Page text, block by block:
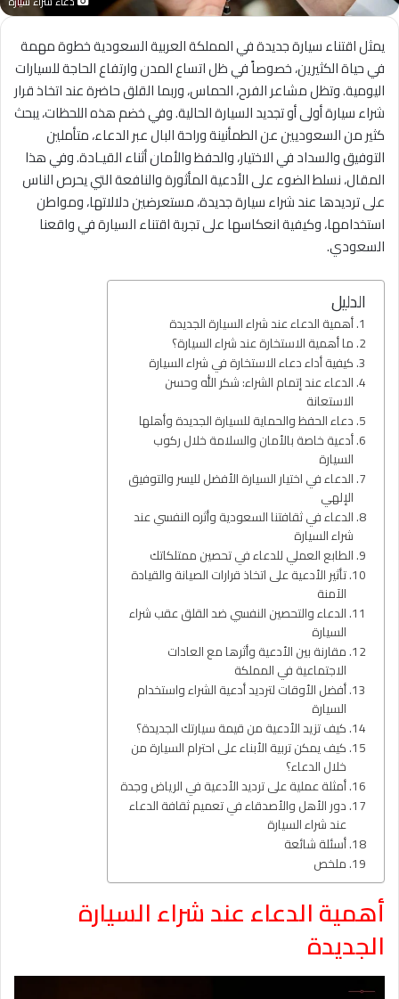
يمثل اقتناء سيارة جديدة في المملكة العربية السعودية خطوة مهمة
في حياة الكثيرين، خصوصاً في ظل اتساع المدن وارتفاع الحاجة للسيارات
اليومية. وتظل مشاعر الفرح، الحماس، وربما القلق حاضرة عند اتخاذ قرار
شراء سيارة أولى أو تجديد السيارة الحالية. وفي خضم هذه اللحظات، يبحث
كثير من السعوديين عن الطمأنينة وراحة البال عبر الدعاء، متأملين
التوفيق والسداد في الاختيار، والحفظ والأمان أثناء القيـادة. وفي هذا
المقال، نسلط الضوء على الأدعية المأثورة والنافعة التي يحرص الناس
على ترديدها عند شراء سيارة جديدة، مستعرضين دلالاتها، ومواطن
استخدامها، وكيفية انعكاسها على تجربة اقتناء السيارة في واقعنا
السعودي.
الدليل
أهمية الدعاء عند شراء السيارة الجديدة
ما أهمية الاستخارة عند شراء السيارة؟
كيفية أداء دعاء الاستخارة في شراء السيارة
الدعاء عند إتمام الشراء: شكر الله وحسن
الاستعانة
دعاء الحفظ والحماية للسيارة الجديدة وأهلها
أدعية خاصة بالأمان والسلامة خلال ركوب
السيارة
الدعاء في اختيار السيارة الأفضل لليسر والتوفيق
الإلهي
الدعاء في ثقافتنا السعودية وأثره النفسي عند
شراء السيارة
الطابع العملي للدعاء في تحصين ممتلكاتك
تأثير الأدعية على اتخاذ قرارات الصيانة والقيادة
الآمنة
الدعاء والتحصين النفسي ضد القلق عقب شراء
السيارة
مقارنة بين الأدعية وأثرها مع العادات
الاجتماعية في المملكة
أفضل الأوقات لترديد أدعية الشراء واستخدام
السيارة
كيف تزيد الأدعية من قيمة سيارتك الجديدة؟
كيف يمكن تربية الأبناء على احترام السيارة من
خلال الدعاء؟
أمثلة عملية على ترديد الأدعية في الرياض وجدة
دور الأهل والأصدقاء في تعميم ثقافة الدعاء
عند شراء السيارة
أسئلة شائعة
ملخص
أهمية الدعاء عند شراء السيارة
الجديدة